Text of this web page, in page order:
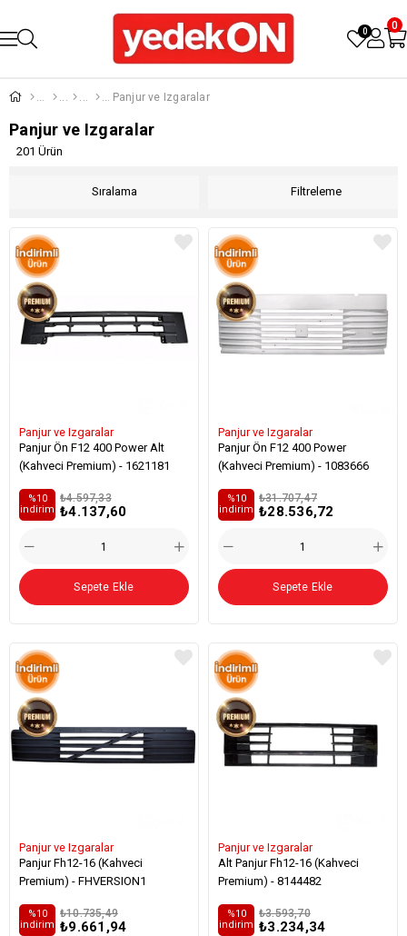
0 0
Panjur ve Izgaralar
Panjur ve Izgaralar
Filtreleme
Sıralama
201 Ürün
Panjur ve Izgaralar
Panjur Ön F12 400 Power Alt
(Kahveci Premium) - 1621181
₺4.137,60
₺4.597,33
%10
i̇ndirim
Sepete Ekle
Panjur ve Izgaralar
Panjur Ön F12 400 Power
(Kahveci Premium) - 1083666
₺28.536,72
₺31.707,47
%10
i̇ndirim
Sepete Ekle
Panjur ve Izgaralar
Panjur Fh12-16 (Kahveci
Premium) - FHVERSION1
₺9.661,94
₺10.735,49
%10
i̇ndirim
Panjur ve Izgaralar
Alt Panjur Fh12-16 (Kahveci
Premium) - 8144482
₺3.234,34
₺3.593,70
%10
i̇ndirim